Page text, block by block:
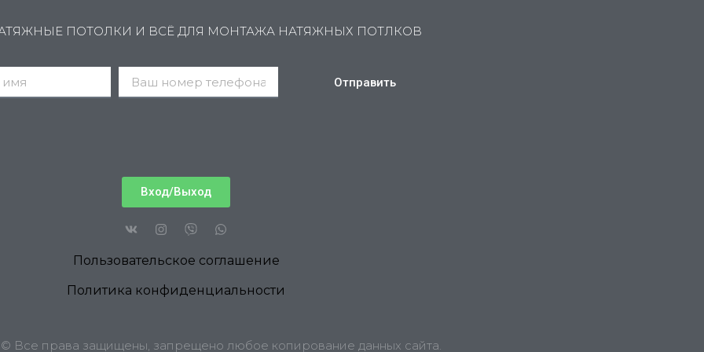
ПОТОЛКИ И ВСЁ ДЛЯ МОНТАЖА НАТЯЖНЫХ ПОТЛКОВ
Отправить
Вход/Выход
Пользовательское соглашение
Политика конфиденциальности
© Все права защищены, запрещено любое копирование данных сайта.